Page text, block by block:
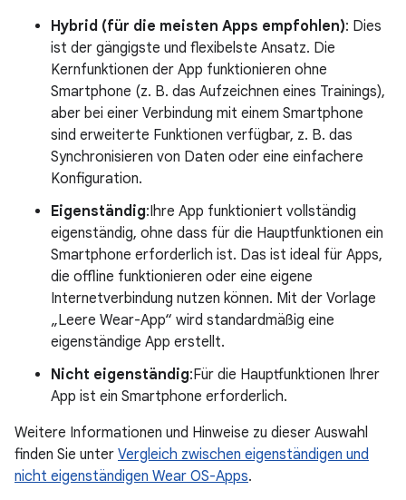
Hybrid (für die meisten Apps empfohlen): Dies
ist der gängigste und flexibelste Ansatz. Die
Kernfunktionen der App funktionieren ohne
Smartphone (z. B. das Aufzeichnen eines Trainings),
aber bei einer Verbindung mit einem Smartphone
sind erweiterte Funktionen verfügbar, z. B. das
Synchronisieren von Daten oder eine einfachere
Konfiguration.
Eigenständig:Ihre App funktioniert vollständig
eigenständig, ohne dass für die Hauptfunktionen ein
Smartphone erforderlich ist. Das ist ideal für Apps,
die offline funktionieren oder eine eigene
Internetverbindung nutzen können. Mit der Vorlage
„Leere Wear-App“ wird standardmäßig eine
eigenständige App erstellt.
Nicht eigenständig:Für die Hauptfunktionen Ihrer
App ist ein Smartphone erforderlich.
Weitere Informationen und Hinweise zu dieser Auswahl
finden Sie unter Vergleich zwischen eigenständigen und
nicht eigenständigen Wear OS-Apps.